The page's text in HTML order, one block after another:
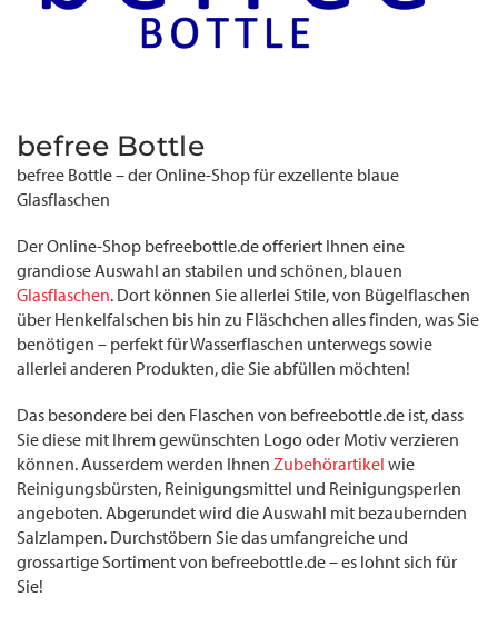
befree Bottle
befree Bottle – der Online-Shop für exzellente blaue
Glasflaschen
Der Online-Shop befreebottle.de offeriert Ihnen eine
grandiose Auswahl an stabilen und schönen, blauen
Glasflaschen. Dort können Sie allerlei Stile, von Bügelflaschen
über Henkelfalschen bis hin zu Fläschchen alles finden, was Sie
benötigen – perfekt für Wasserflaschen unterwegs sowie
allerlei anderen Produkten, die Sie abfüllen möchten!
Das besondere bei den Flaschen von befreebottle.de ist, dass
Sie diese mit Ihrem gewünschten Logo oder Motiv verzieren
können. Ausserdem werden Ihnen Zubehörartikel wie
Reinigungsbürsten, Reinigungsmittel und Reinigungsperlen
angeboten. Abgerundet wird die Auswahl mit bezaubernden
Salzlampen. Durchstöbern Sie das umfangreiche und
grossartige Sortiment von befreebottle.de – es lohnt sich für
Sie!